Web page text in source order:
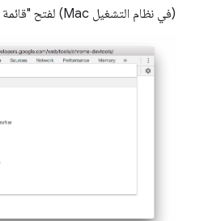
(في نظام التشغيل Mac) لفتح "قائمة الأوامر".